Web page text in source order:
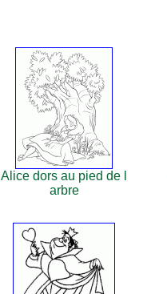
Alice dors au pied de l
arbre